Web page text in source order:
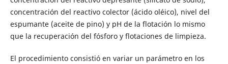
concentración del reactivo colector (ácido oléico), nivel del
espumante (aceite de pino) y pH de la flotación lo mismo
que la recuperación del fósforo y flotaciones de limpieza.
El procedimiento consistió en variar un parámetro en los